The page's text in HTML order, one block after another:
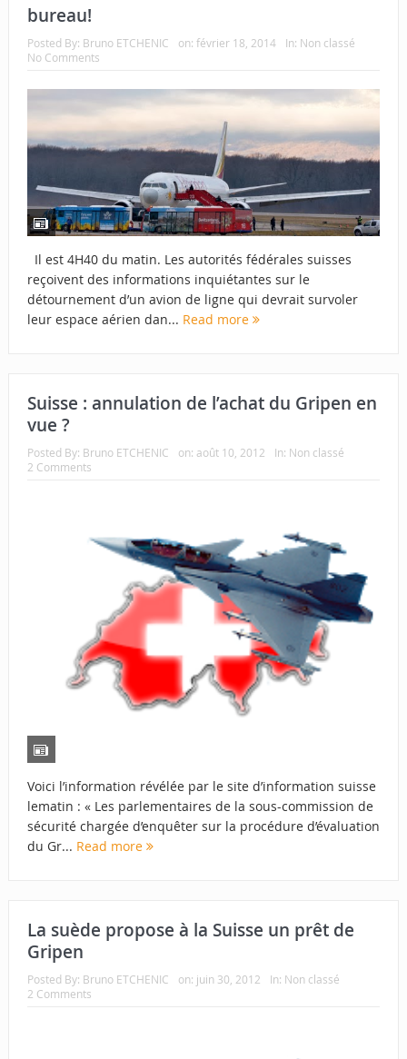
bureau!
Posted By: Bruno ETCHENIC on: février 18, 2014 In: Non classé
No Comments
Il est 4H40 du matin. Les autorités fédérales suisses
reçoivent des informations inquiétantes sur le
détournement d’un avion de ligne qui devrait survoler
leur espace aérien dan... Read more
Suisse : annulation de l’achat du Gripen en
vue ?
Posted By: Bruno ETCHENIC on: août 10, 2012 In: Non classé
2 Comments
Voici l’information révélée par le site d’information suisse
lematin : « Les parlementaires de la sous-commission de
sécurité chargée d’enquêter sur la procédure d’évaluation
du Gr... Read more
La suède propose à la Suisse un prêt de
Gripen
Posted By: Bruno ETCHENIC on: juin 30, 2012 In: Non classé
2 Comments